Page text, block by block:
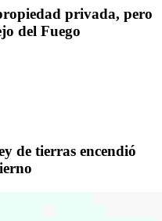
privada, pero
del Fuego
de tierras encendió